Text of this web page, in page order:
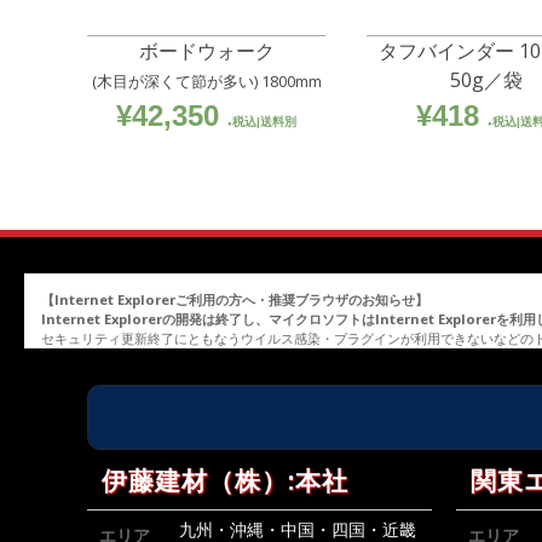
ボードウォーク
(木目が深くて節が多い) 1800mm
¥42,350 税込|送料別
タフバインダー
50g／袋
¥418 税込|送
【Internet Explorerご利用の方へ・推奨ブラウザのお知らせ】
Internet Explorerの開発は終了し、マイクロソフトはInternet Explorerを利用
セキュリティ更新終了にともなうウイルス感染・プラグインが利用できないなど
伊藤建材（株）:本社
エリア 九州・沖縄・中国・四国・近畿
関東
エリア